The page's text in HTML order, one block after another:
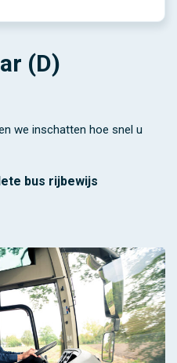
(D)
we inschatten hoe snel u
bus rijbewijs